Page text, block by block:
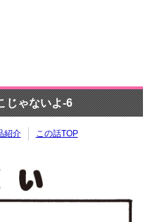
じゃないよ-6
紹介 この話TOP